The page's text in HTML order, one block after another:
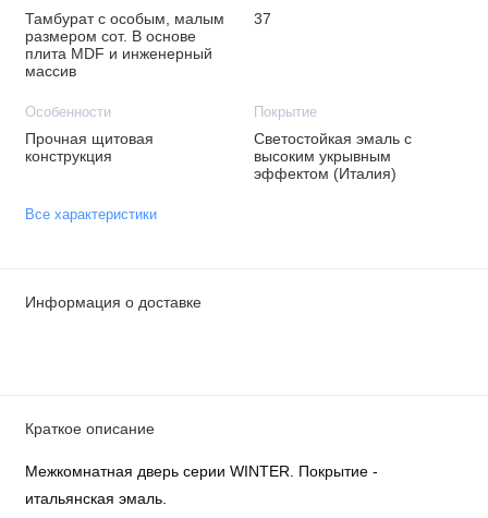
Тамбурат с особым, малым
размером сот. В основе
плита MDF и инженерный
массив
37
Особенности
Прочная щитовая
конструкция
Покрытие
Светостойкая эмаль с
высоким укрывным
эффектом (Италия)
Все характеристики
Информация о доставке
Краткое описание
Межкомнатная дверь серии WINTER. Покрытие -
итальянская эмаль.